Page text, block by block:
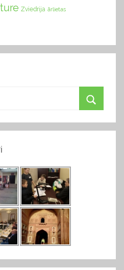
Zviedrija ārlietas